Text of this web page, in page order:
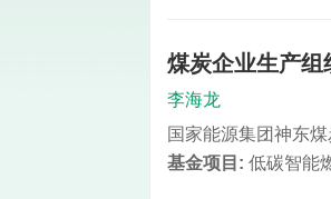
煤炭企业生产
李海龙
国家能源集团神东
基金项目:低碳智能